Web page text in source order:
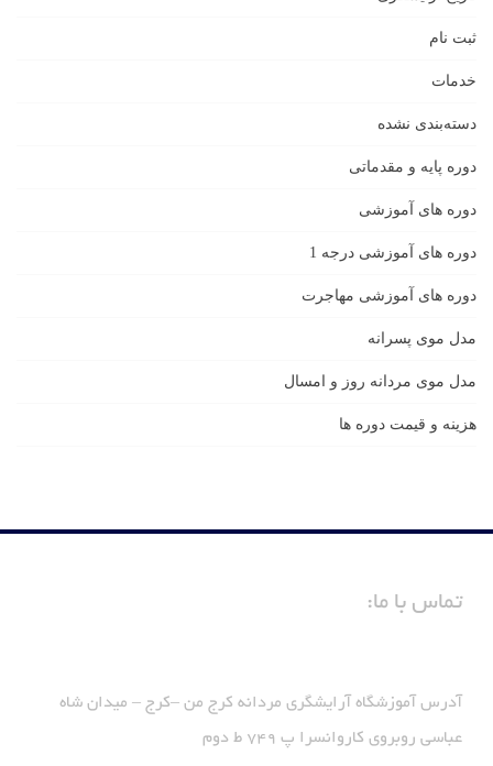
ثبت نام
خدمات
دسته‌بندی نشده
دوره پایه و مقدماتی
دوره های آموزشی
دوره های آموزشی درجه 1
دوره های آموزشی مهاجرت
مدل موی پسرانه
مدل موی مردانه روز و امسال
هزینه و قیمت دوره ها
تماس با ما:
آدرس آموزشگاه آرایشگری مردانه کرج من –کرج – میدان شاه
عباسی روبروی کاروانسرا پ 749 ط دوم